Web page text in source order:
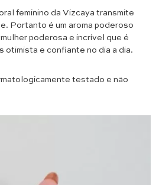
feminino da Vizcaya transmite
Portanto é um aroma poderoso
poderosa e incrível que é
otimista e confiante no dia a dia.
testado e não